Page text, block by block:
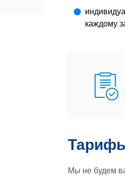
каждому
Мы не будем